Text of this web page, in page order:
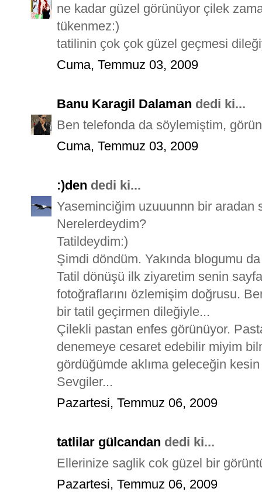
ne kadar güzel görünüyor çilek
tükenmez:)
tatilinin çok çok güzel geçmesi
Cuma, Temmuz 03, 2009
Banu Karagil Dalaman dedi ki...
Ben telefonda da söylemiştim,
Cuma, Temmuz 03, 2009
:)den dedi ki...
Yaseminciğim uzuuunnn bir aradan
Nerelerdeydim?
Tatildeydim:)
Şimdi döndüm. Yakında blogumu
Tatil dönüşü ilk ziyaretim senin
fotoğraflarını özlemişim doğrusu.
bir tatil geçirmen dileğiyle...
Çilekli pastan enfes görünüyor.
denemeye cesaret edebilir miyim
gördüğümde aklıma geleceğin
Sevgiler...
Pazartesi, Temmuz 06, 2009
tatlilar gülcandan dedi ki...
Ellerinize saglik cok güzel bir
Pazartesi, Temmuz 06, 2009